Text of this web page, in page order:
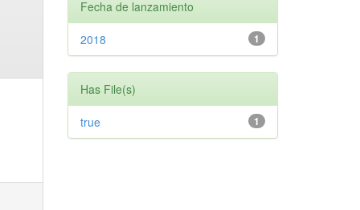
Fecha de lanzamiento
1
2018
Has File(s)
1
true